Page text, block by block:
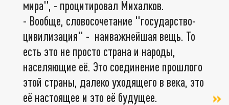
мира", - процитировал Михалков.
- Вообще, словосочетание "государство-
цивилизация" - наиважнейшая вещь. То
есть это не просто страна и народы,
населяющие её. Это соединение прошлого
этой страны, далеко уходящего в века, это
её настоящее и это её будущее.